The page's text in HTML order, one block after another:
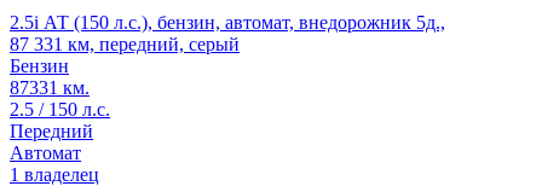
2.5i АТ (150 л.с.), бензин, автомат, внедорожник 5д.,
87 331 км, передний, серый
Бензин
87331 км.
2.5 / 150 л.с.
Передний
Автомат
1 владелец